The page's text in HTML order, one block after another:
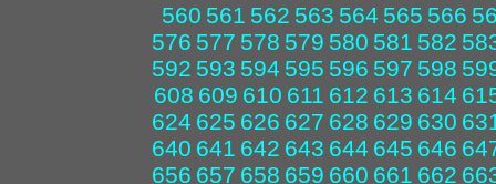
560 561 562 563 564 565 566
576 577 578 579 580 581 582
592 593 594 595 596 597 598
608 609 610 611 612 613 614
624 625 626 627 628 629 630
640 641 642 643 644 645 646
656 657 658 659 660 661 662